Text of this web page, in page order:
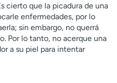
cierto que la picadura de una
enfermedades, por lo
sin embargo, no querrá
Por lo tanto, no acerque una
a su piel para intentar